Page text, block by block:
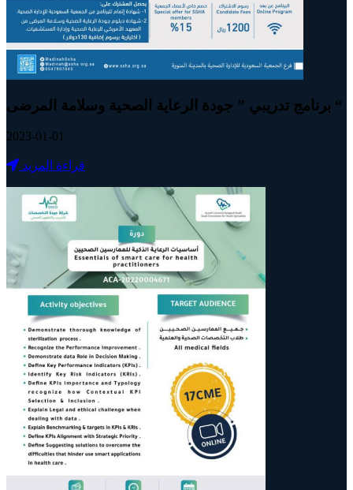
برنامج تدريبي ” جودة الرعاية الصحية وسلامة المرضى “
2023-01-01
قراءة المزيد